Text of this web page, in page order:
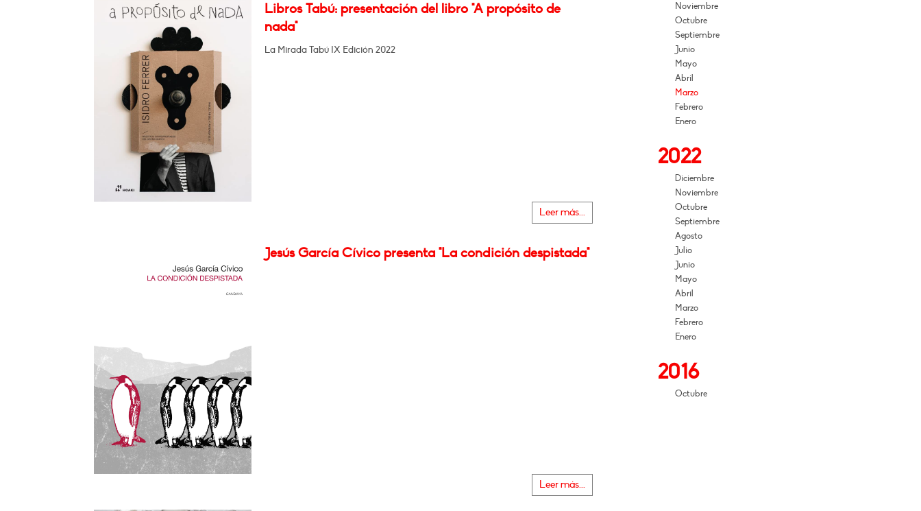
Libros Tabú: presentación del libro "A propósito de
nada"
La Mirada Tabú IX Edición 2022
Leer más...
Jesús García Cívico presenta "La condición despistada"
Leer más...
Noviembre
Octubre
Septiembre
Junio
Mayo
Abril
Marzo
Febrero
Enero
2022
Diciembre
Noviembre
Octubre
Septiembre
Agosto
Julio
Junio
Mayo
Abril
Marzo
Febrero
Enero
2016
Octubre